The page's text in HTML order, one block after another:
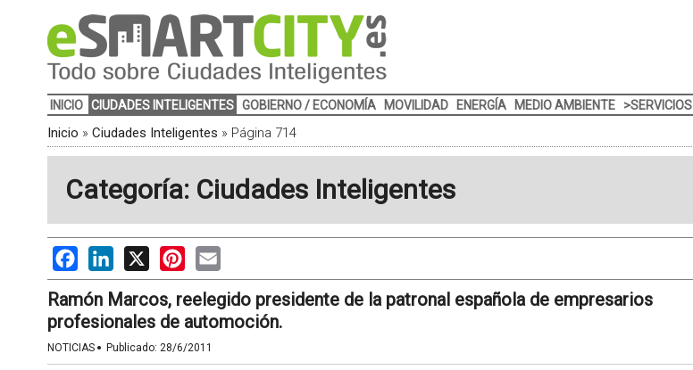
INICIO CIUDADES INTELIGENTES GOBIERNO / ECONOMÍA MOVILIDAD ENERGÍA MEDIO AMBIENTE >SERVICIOS
Inicio » Ciudades Inteligentes » Página 714
Categoría: Ciudades Inteligentes
FacebookLinkedIn
X PinterestEmail
Ramón Marcos, reelegido presidente de la patronal española de empresarios
profesionales de automoción.
NOTICIAS · Publicado: 28/6/2011